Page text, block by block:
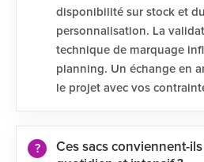
disponibilité sur stock et
personnalisation. La
technique de marquage
planning. Un échange en
le projet avec vos
Ces sacs conviennent-